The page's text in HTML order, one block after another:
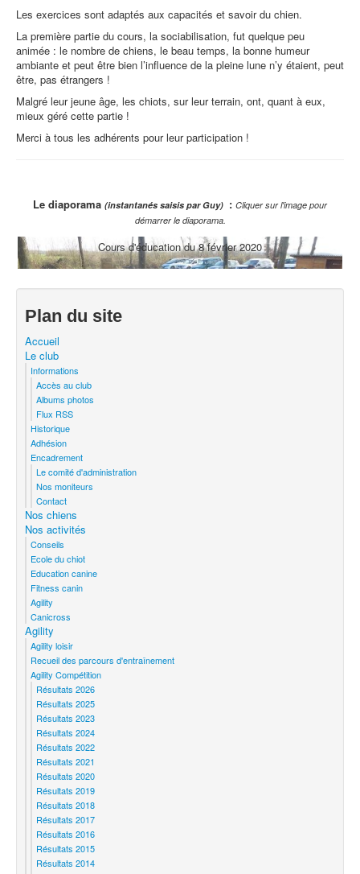
Les exercices sont adaptés aux capacités et savoir du chien.
La première partie du cours, la sociabilisation, fut quelque peu
animée : le nombre de chiens, le beau temps, la bonne humeur
ambiante et peut être bien l’influence de la pleine lune n’y étaient, peut
être, pas étrangers !
Malgré leur jeune âge, les chiots, sur leur terrain, ont, quant à eux,
mieux géré cette partie !
Merci à tous les adhérents pour leur participation !
Le diaporama (instantanés saisis par Guy) : Cliquer sur l'image pour
démarrer le diaporama.
Cours d'éducation du 8 février 2020
Plan du site
Accueil
Le club
Informations
Accès au club
Albums photos
Flux RSS
Historique
Adhésion
Encadrement
Le comité d'administration
Nos moniteurs
Contact
Nos chiens
Nos activités
Conseils
Ecole du chiot
Education canine
Fitness canin
Agility
Canicross
Agility
Agility loisir
Recueil des parcours d'entraînement
Agility Compétition
Résultats 2026
Résultats 2025
Résultats 2023
Résultats 2024
Résultats 2022
Résultats 2021
Résultats 2020
Résultats 2019
Résultats 2018
Résultats 2017
Résultats 2016
Résultats 2015
Résultats 2014